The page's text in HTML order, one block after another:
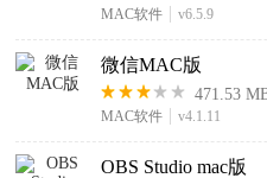
MAC软件 v6.5.9
微信MAC版
471.53
MAC软件 v4.1.11
OBS Studio mac版